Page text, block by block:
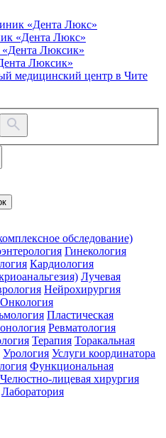
«Дента Люкс»
Люксик»
обследование)
Гинекология
Кардиология
Лучевая
Нейрохирургия
Онкология
Пластическая
Ревматология
Терапия Торакальная
Урология Услуги координатора
Функциональная
Челюстно-лицевая хирургия
Лаборатория